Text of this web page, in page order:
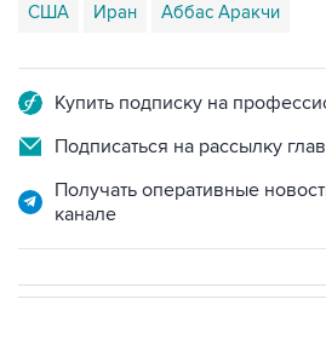
США Иран Аббас Аракчи
Купить подписку на
Подписаться на рассылку
Получать оперативные
канале